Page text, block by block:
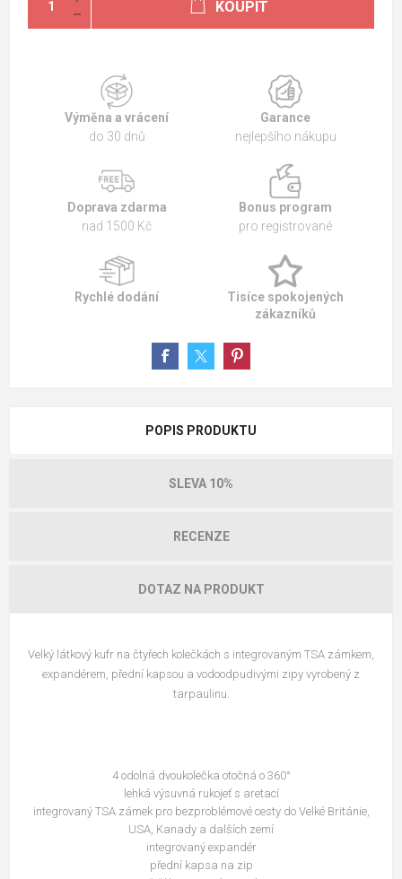
KOUPIT
Výměna a vrácení
do 30 dnů
Garance
nejlepšího nákupu
Doprava zdarma
nad 1500 Kč
Bonus program
pro registrované
Rychlé dodání
Tisíce spokojených
zákazníků
POPIS PRODUKTU
SLEVA 10%
RECENZE
DOTAZ NA PRODUKT
Velký látkový kufr na čtyřech kolečkách s integrovaným TSA zámkem,
expandérem, přední kapsou a vodoodpudivými zipy vyrobený z
tarpaulinu.
4 odolná dvoukolečka otočná o 360°
lehká výsuvná rukojeť s aretací
integrovaný TSA zámek pro bezproblémové cesty do Velké Británie,
USA, Kanady a dalších zemí
integrovaný expandér
přední kapsa na zip